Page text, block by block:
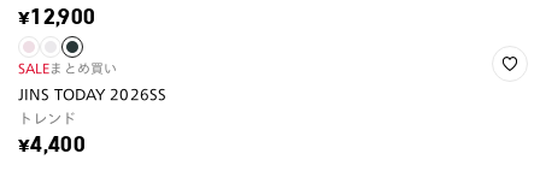
¥12,900
SALEまとめ買い
JINS TODAY 2026SS
トレンド
¥4,400